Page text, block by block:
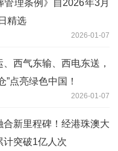
管理条例》自2026年3月
精选
2026-01-07
西气东输、西电东送，
”点亮绿色中国！
2026-01-07
合新里程碑！经港珠澳大
计突破1亿人次